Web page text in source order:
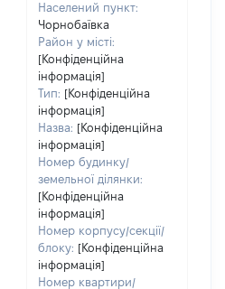
Населений пункт:
Чорнобаївка
Район у місті:
[Конфіденційна
інформація]
Тип: [Конфіденційна
інформація]
Назва: [Конфіденційна
інформація]
Номер будинку/
земельної ділянки:
[Конфіденційна
інформація]
Номер корпусу/секції/
блоку: [Конфіденційна
інформація]
Номер квартири/